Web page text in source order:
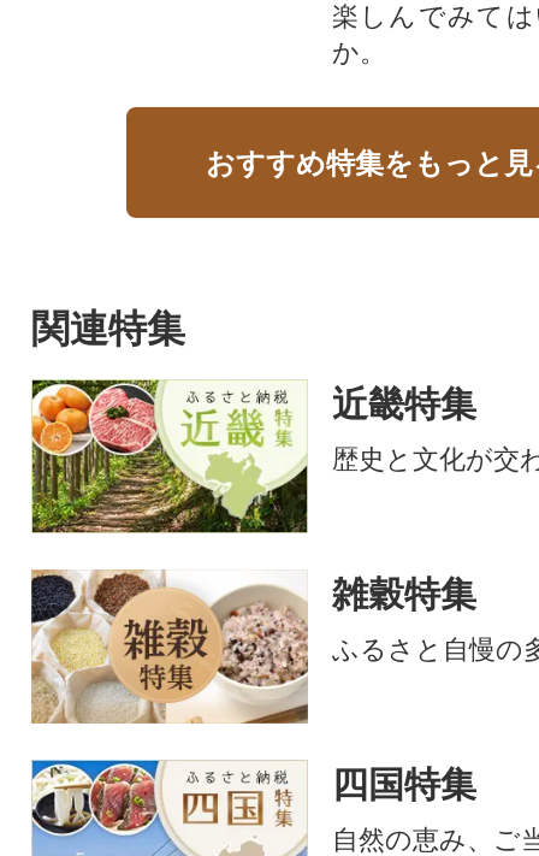
楽しんでみて
か。
おすすめ特集をもっと
関連特集
近畿特集
歴史と文化が交
雑穀特集
ふるさと自慢の
四国特集
自然の恵み、ご